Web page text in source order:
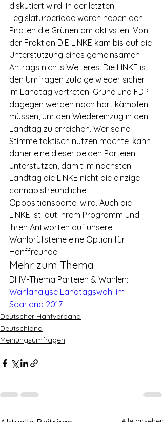
diskutiert wird. In der letzten
Legislaturperiode waren neben den
Piraten die Grünen am aktivsten. Von
der Fraktion DIE LINKE kam bis auf die
Unterstützung eines gemeinsamen
Antrags nichts Weiteres. Die LINKE ist
den Umfragen zufolge wieder sicher
im Landtag vertreten. Grüne und FDP
dagegen werden noch hart kämpfen
müssen, um den Wiedereinzug in den
Landtag zu erreichen. Wer seine
Stimme taktisch nutzen möchte, kann
daher eine dieser beiden Parteien
unterstützen, damit im nächsten
Landtag die LINKE nicht die einzige
cannabisfreundliche
Oppositionspartei wird. Auch die
LINKE ist laut ihrem Programm und
ihren Antworten auf unsere
Wahlprüfsteine eine Option für
Hanffreunde.
Mehr zum Thema
DHV-Thema Parteien & Wahlen:
Wahlanalyse Landtagswahl im
Saarland 2017
Deutscher Hanfverband
Deutschland
Meinungsumfragen